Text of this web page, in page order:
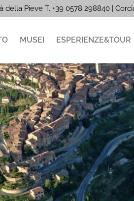
della Pieve T. +39 0578 298840 |
MUSEI ESPERIENZE&TOUR